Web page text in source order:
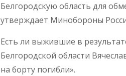
Белгородскую область для
утверждает Минобороны
Есть ли выжившие в
Белгородской области
на борту погибли».